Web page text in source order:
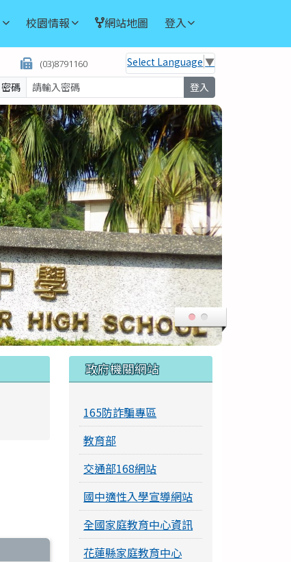
校園情報 網站地圖 登入
(03)8791160 Select Language ▼
密碼 登入
右邊區域內容
政府機關網站
165防詐騙專區
教育部
交通部168網站
國中適性入學宣導網站
全國家庭教育中心資訊
花蓮縣家庭教育中心